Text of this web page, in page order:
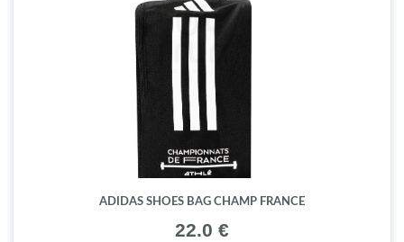
ADIDAS SHOES BAG CHAMP FRANCE
22.0 €